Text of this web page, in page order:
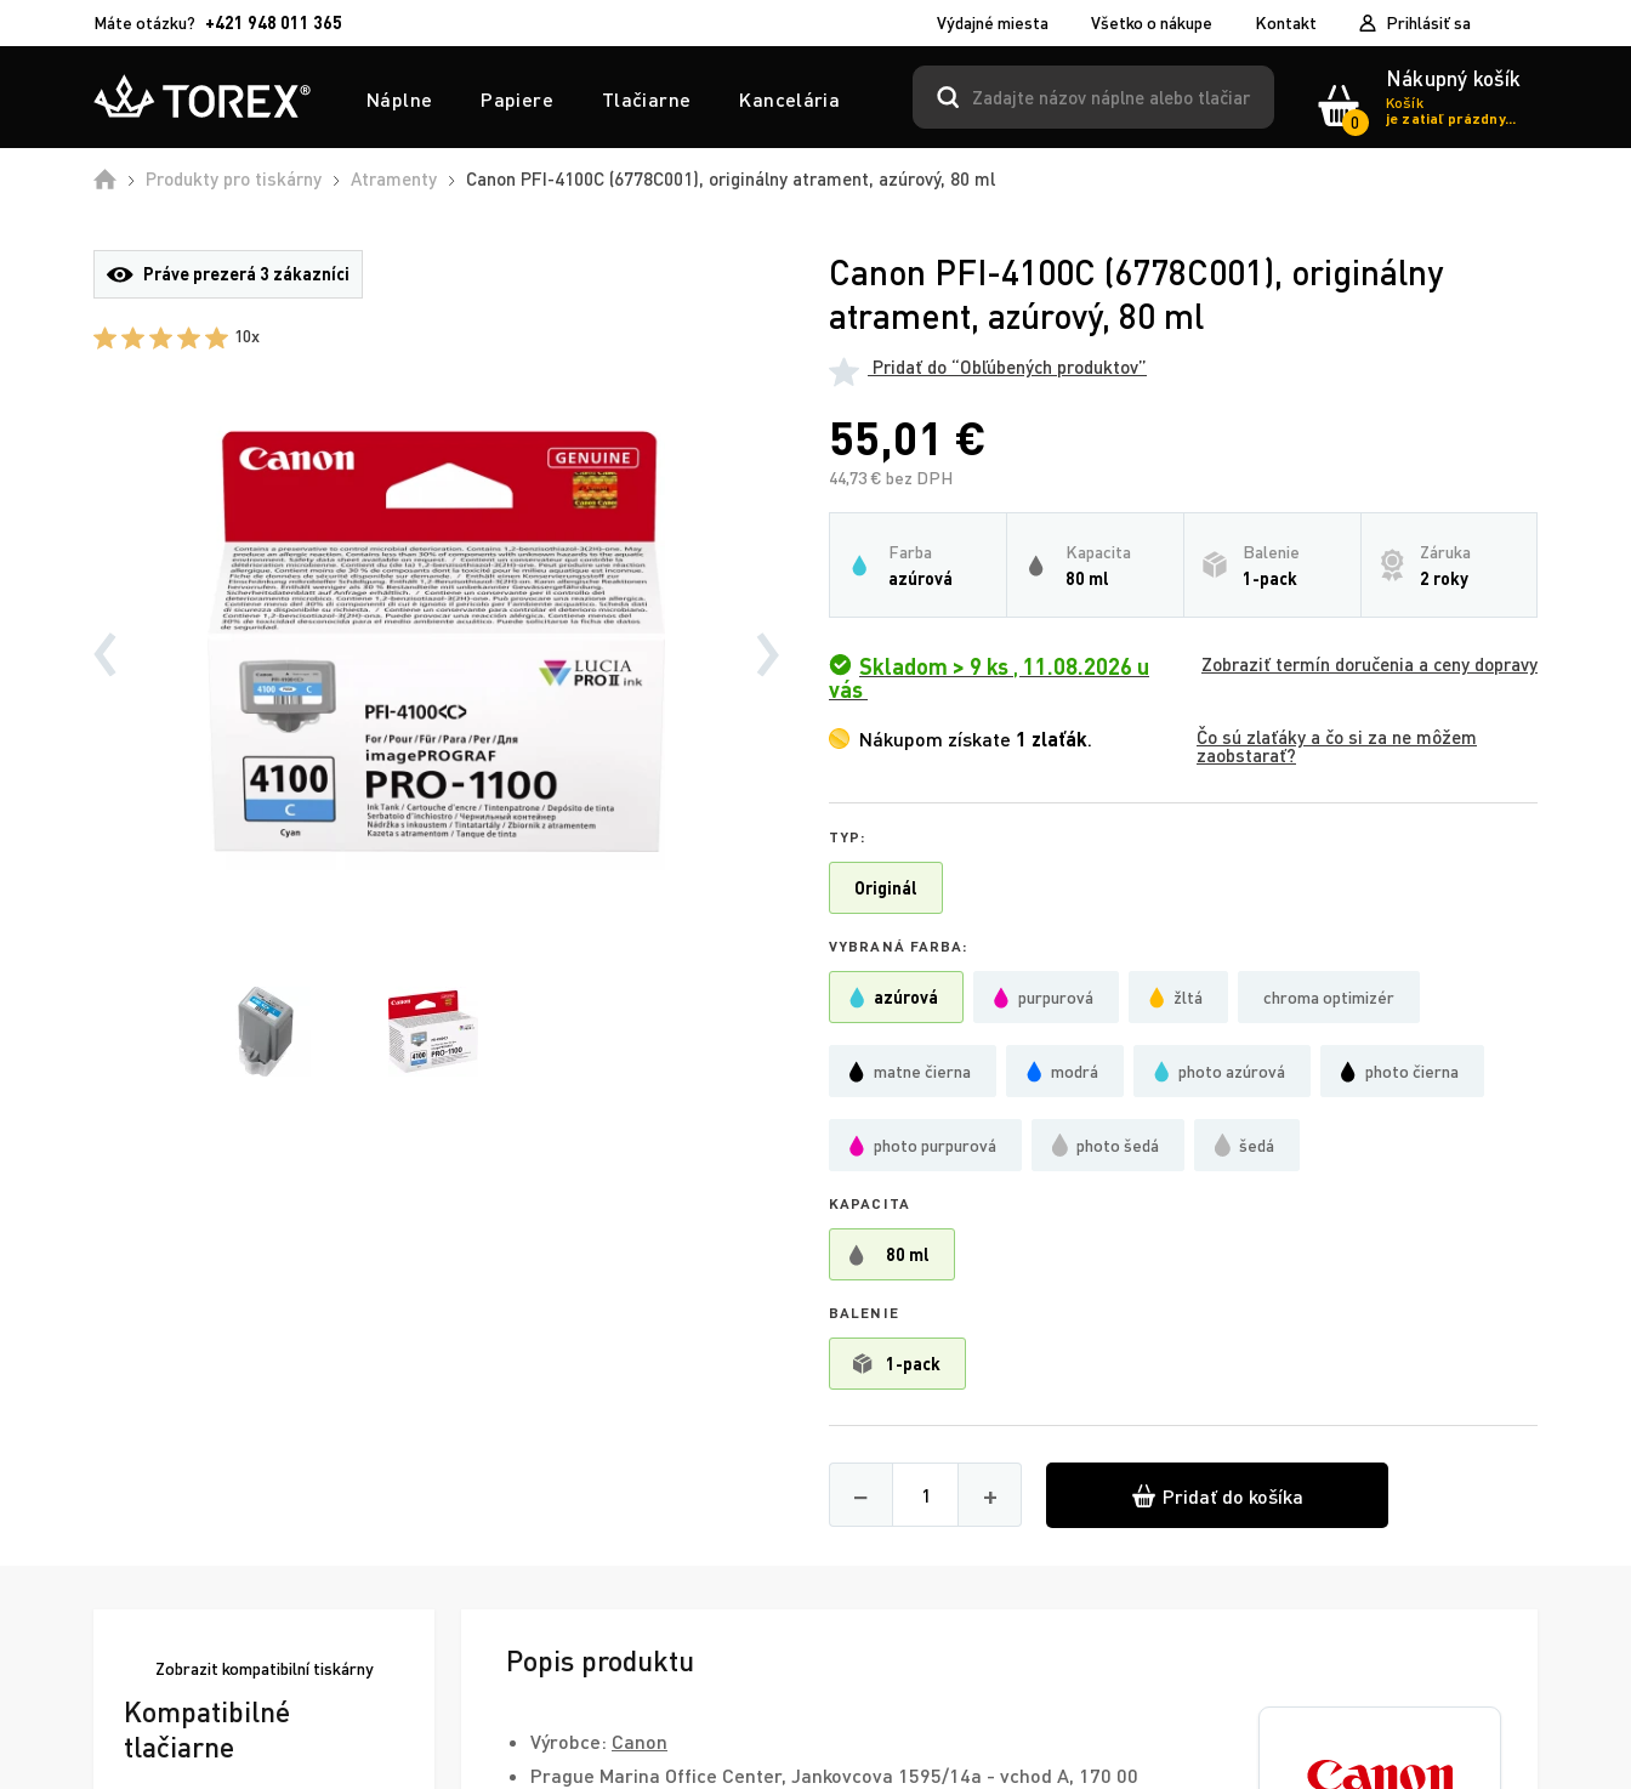
Máte otázku? +421 948 011 365 Výdajné miesta Všetko o nákupe Kontakt Prihlásiť sa
Náplne Papiere Tlačiarne Kancelária
0
Nákupný košík
Košík
je zatiaľ prázdny...
Produkty pro tiskárny Atramenty Canon PFI-4100C (6778C001), originálny atrament, azúrový, 80 ml
Práve prezerá 3 zákazníci
10x
Canon PFI-4100C (6778C001), originálny
atrament, azúrový, 80 ml
Pridať do “Obľúbených produktov”
55,01 €
44,73 € bez DPH
Farba
azúrová
Kapacita
80 ml
Balenie
1-pack
Záruka
2 roky
Skladom > 9 ks , 11.08.2026 u
vás
Zobraziť termín doručenia a ceny dopravy
Nákupom získate 1 zlaťák.
Čo sú zlaťáky a čo si za ne môžem
zaobstarať?
TYP:
Originál
VYBRANÁ FARBA:
azúrová purpurová žltá chroma optimizér
matne čierna modrá photo azúrová photo čierna
photo purpurová photo šedá šedá
KAPACITA
80 ml
BALENIE
1-pack
−
Množství
+ Pridať do košíka
Zobrazit kompatibilní tiskárny
Kompatibilné
tlačiarne
Popis produktu
Výrobce: Canon
Prague Marina Office Center, Jankovcova 1595/14a - vchod A, 170 00